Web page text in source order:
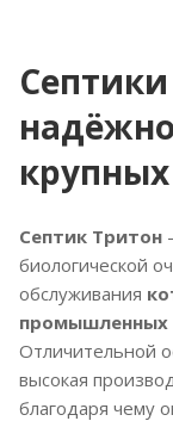
Септик Тритон
биологической
обслуживания
промышленных
Отличительной
высокая
благодаря чему